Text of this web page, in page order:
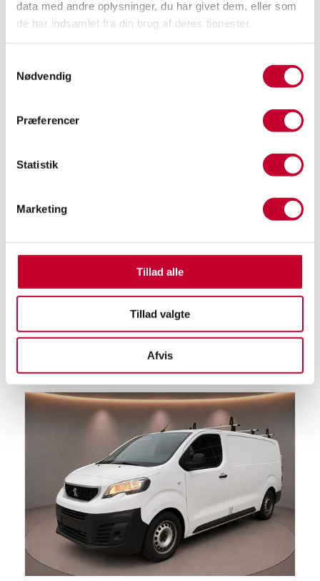
data med andre oplysninger, du har givet dem, eller som
de har indsamlet fra din brug af deres tjenester.
Nødvendig
Præferencer
Statistik
Marketing
Tillad alle
Tillad valgte
Afvis
Karosseri
Van
Antal døre
4
Antal sæder Bredde
referencenummer
Udvalgte biler